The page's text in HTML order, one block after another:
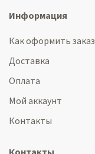
Информация
Как оформить заказ
Доставка
Оплата
Мой аккаунт
Контакты
Контакты